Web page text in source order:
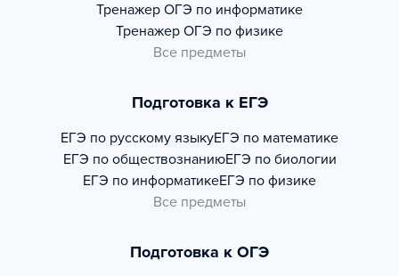
Тренажер ОГЭ по информатике
Тренажер ОГЭ по физике
Все предметы
Подготовка к ЕГЭ
ЕГЭ по русскому языкуЕГЭ по математике
ЕГЭ по обществознаниюЕГЭ по биологии
ЕГЭ по информатикеЕГЭ по физике
Все предметы
Подготовка к ОГЭ